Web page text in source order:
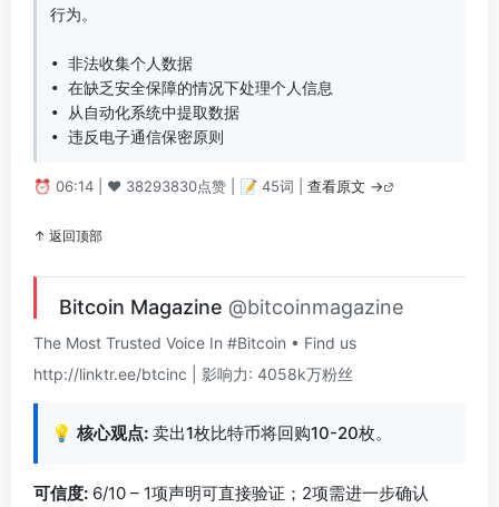
行为。
• 非法收集个人数据
• 在缺乏安全保障的情况下处理个人信息
• 从自动化系统中提取数据
• 违反电子通信保密原则
⏰ 06:14 | ❤️ 38293830点赞 | 📝 45词 | 查看原文 →
↑ 返回顶部
Bitcoin Magazine @bitcoinmagazine
The Most Trusted Voice In #Bitcoin • Find us
http://linktr.ee/btcinc | 影响力: 4058k万粉丝
💡 核心观点: 卖出1枚比特币将回购10-20枚。
可信度: 6/10 – 1项声明可直接验证；2项需进一步确认